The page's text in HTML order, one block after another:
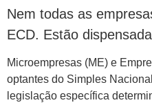
Nem todas as
ECD. Estão
Microempresas (ME) e
optantes do Simples
legislação específica